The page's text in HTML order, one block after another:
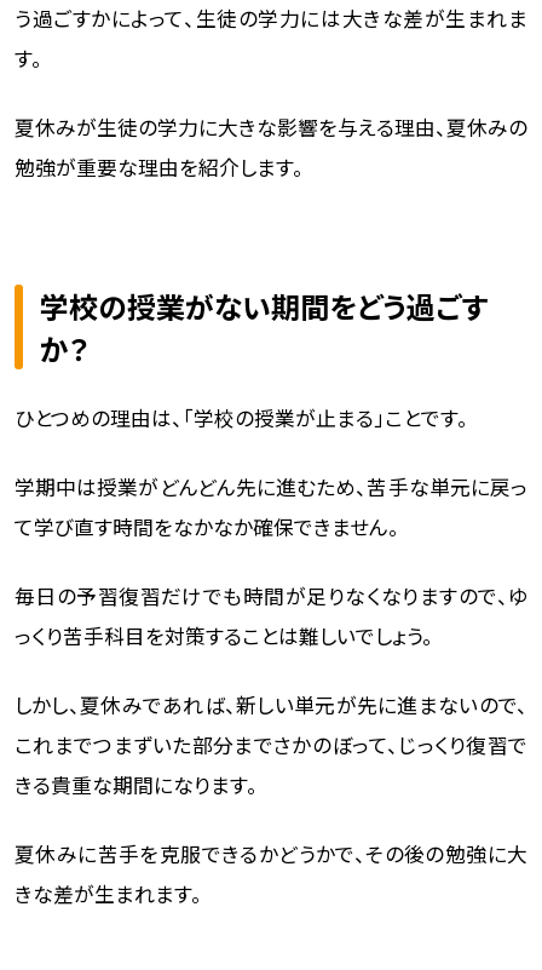
う過ごすかによって、生徒の学力には大きな差が生まれま
す。
夏休みが生徒の学力に大きな影響を与える理由、夏休みの
勉強が重要な理由を紹介します。
学校の授業がない期間をどう過ごす
か？
ひとつめの理由は、「学校の授業が止まる」ことです。
学期中は授業がどんどん先に進むため、苦手な単元に戻っ
て学び直す時間をなかなか確保できません。
毎日の予習復習だけでも時間が足りなくなりますので、ゆ
っくり苦手科目を対策することは難しいでしょう。
しかし、夏休みであれば、新しい単元が先に進まないので、
これまでつまずいた部分までさかのぼって、じっくり復習で
きる貴重な期間になります。
夏休みに苦手を克服できるかどうかで、その後の勉強に大
きな差が生まれます。